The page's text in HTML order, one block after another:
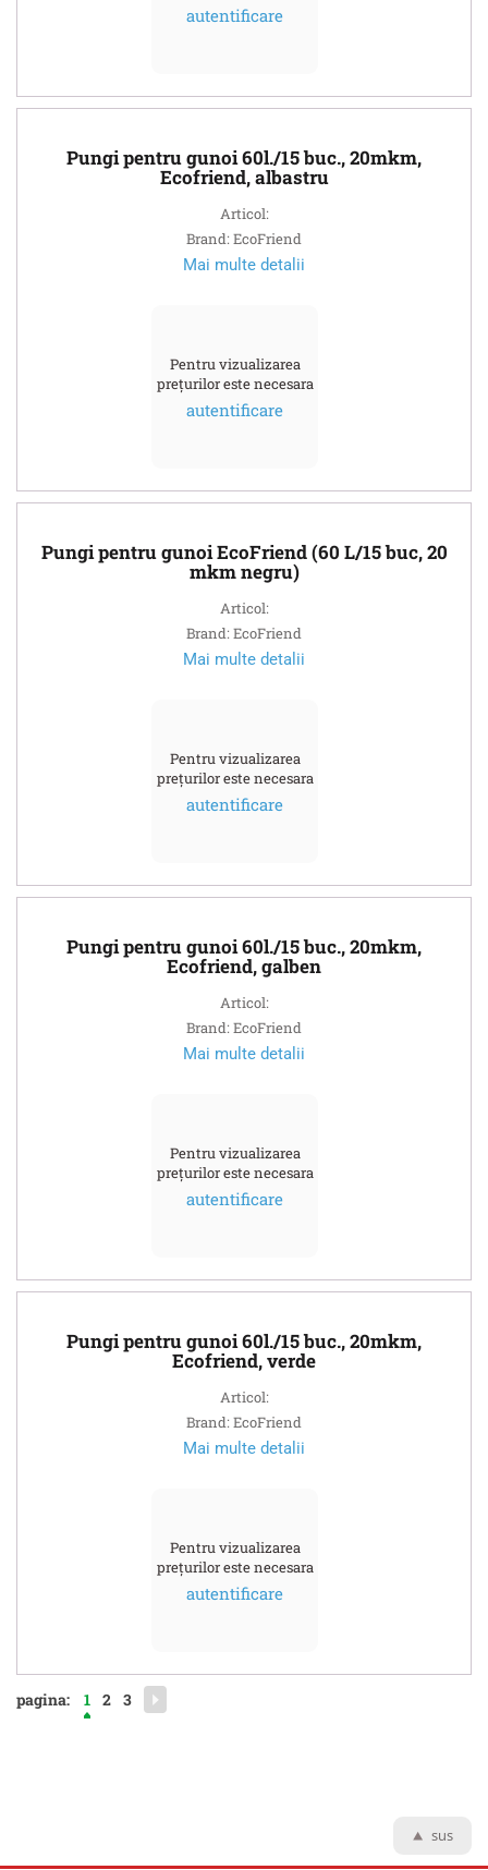
autentificare
Pungi pentru gunoi 60l./15 buc., 20mkm,
Ecofriend, albastru
Articol:
Brand: EcoFriend
Mai multe detalii
Pentru vizualizarea
prețurilor este necesara
autentificare
Pungi pentru gunoi EcoFriend (60 L/15 buc, 20
mkm negru)
Articol:
Brand: EcoFriend
Mai multe detalii
Pentru vizualizarea
prețurilor este necesara
autentificare
Pungi pentru gunoi 60l./15 buc., 20mkm,
Ecofriend, galben
Articol:
Brand: EcoFriend
Mai multe detalii
Pentru vizualizarea
prețurilor este necesara
autentificare
Pungi pentru gunoi 60l./15 buc., 20mkm,
Ecofriend, verde
Articol:
Brand: EcoFriend
Mai multe detalii
Pentru vizualizarea
prețurilor este necesara
autentificare
pagina: 1 2 3
sus